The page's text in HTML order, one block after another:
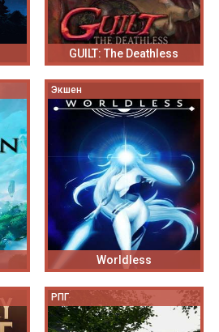
GUILT: The Deathless
Экшен
Worldless
РПГ